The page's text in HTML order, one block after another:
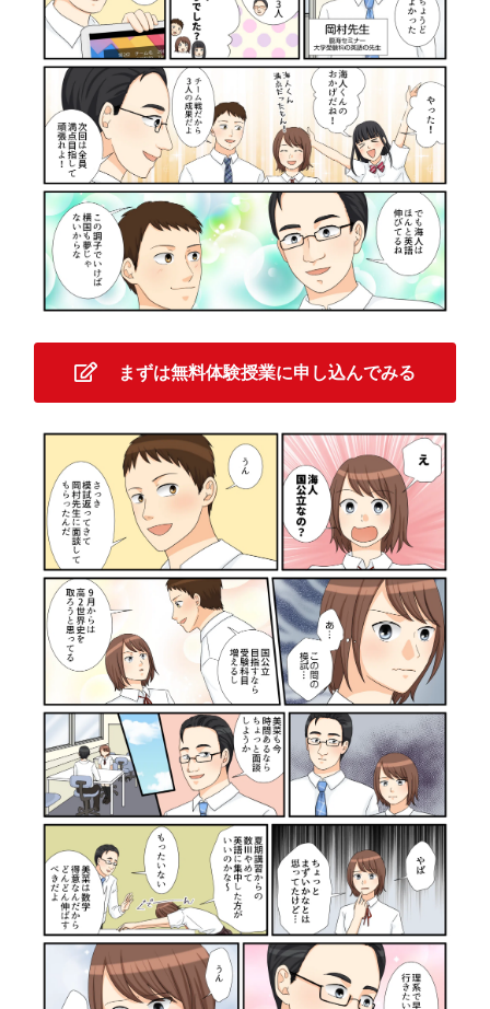
まずは無料体験授業に申し込んでみる